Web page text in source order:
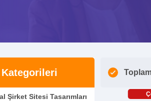
Kategorileri
Şirket Sitesi Tasarımları